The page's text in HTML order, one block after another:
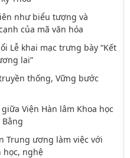
như biểu tượng và
của mã văn hóa
Lễ khai mạc trưng bày “Kết
lai”
thống, Vững bước
Viện Hàn lâm Khoa học
Bằng
Trung ương làm việc với
học, nghệ